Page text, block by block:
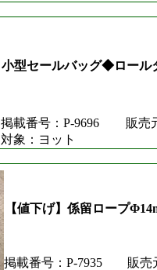
小型セールバッグ◆ロール
掲載番号：P-9696
販売
対象：ヨット
【値下げ】係留ロープ
掲載番号：P-7935
販売